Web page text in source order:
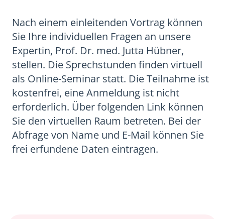
Nach einem einleitenden Vortrag können
Sie Ihre individuellen Fragen an unsere
Expertin, Prof. Dr. med. Jutta Hübner,
stellen. Die Sprechstunden finden virtuell
als Online-Seminar statt. Die Teilnahme ist
kostenfrei, eine Anmeldung ist nicht
erforderlich. Über folgenden Link können
Sie den virtuellen Raum betreten. Bei der
Abfrage von Name und E-Mail können Sie
frei erfundene Daten eintragen.